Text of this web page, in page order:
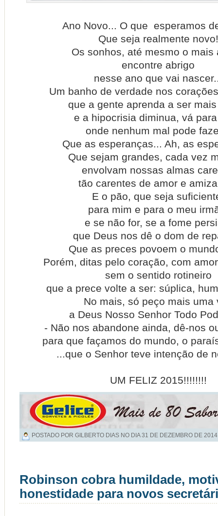
Ano Novo... O que esperamos
Que seja realmente novo!
Os sonhos, até mesmo o mais
encontre abrigo
nesse ano que vai
Um banho de verdade nos
que a gente aprenda a ser
e a hipocrisia diminua, vá
onde nenhum mal pode
Que as esperanças... Ah, as
Que sejam grandes, cada vez
envolvam nossas almas
tão carentes de amor e
E o pão, que seja
para mim e para o meu
e se não for, se a fome
que Deus nos dê o dom de
Que as preces povoem o
Porém, ditas pelo coração, com
sem o sentido rotineiro
que a prece volte a ser: súplica,
No mais, só peço mais uma
a Deus Nosso Senhor Todo
- Não nos abandone ainda, dê-nos
para que façamos do mundo, o
...que o Senhor teve intenção de
UM FELIZ 2015!!!!!!!!
POSTADO POR GILBERTO DIAS NO DIA31 DE DEZEMBRO DE 2014
Robinson cobra humildade,
honestidade para novos